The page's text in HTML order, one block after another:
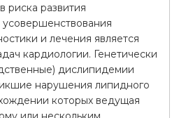
риска развития
и лечения является
кардиологии. Генетически
дислипидемии
нарушения липидного
которых ведущая